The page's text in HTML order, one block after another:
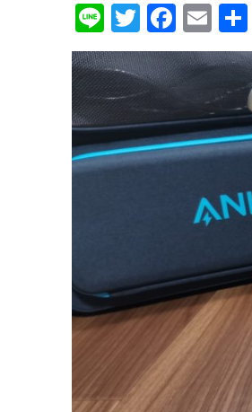
Li
n
e
T
w
it
te
r
F
a
c
e
b
o
E
m
ai
l